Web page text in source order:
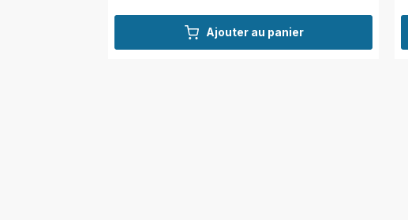
Ajouter au panier